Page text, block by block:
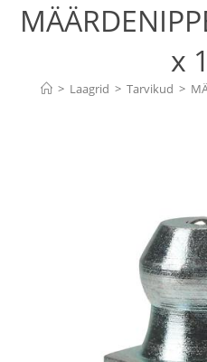
x
> Laagrid > Tarvikud >